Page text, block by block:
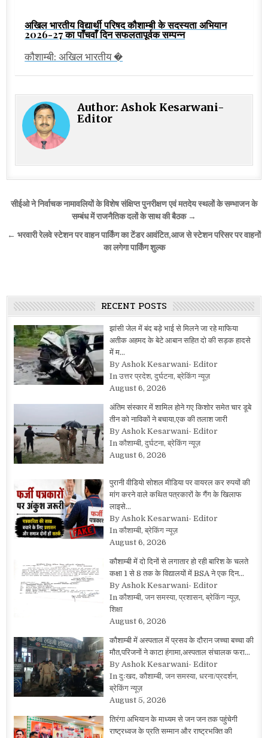
अखिल भारतीय विद्यार्थी परिषद कौशाम्बी के सदस्यता अभियान
2026-27 का पाँचवाँ दिन सफलतापूर्वक सम्पन्न
कौशाम्बी: अखिल भारतीय �
Author:Ashok Kesarwani-
Editor
Post
navigation
सीईओ ने निर्वाचक नामावलियों के विशेष संक्षिप्त पुनरीक्षण एवं मतदेय स्थलों के सम्भाजन के
सम्बंध में राजनैतिक दलों के साथ की बैठक →
← भरवारी रेलवे स्टेशन पर वाहन पार्किंग का टेंडर आवंटित,आज से स्टेशन परिसर पर वाहनों
का लगेगा पार्किंग शुल्क
RECENT POSTS
झांसी जेल में बंद बड़े भाई से मिलने जा रहे माफिया
अतीक अहमद के बेटे आबान सहित दो की सड़क हादसे
में म…
By Ashok Kesarwani- Editor
In उत्तर प्रदेश, दुर्घटना, ब्रेकिंग न्यूज़
August 6, 2026
अंतिम संस्कार में शामिल होने गए किशोर समेत चार डूबे
तीन को नाविकों ने बचाया,एक की तलाश जारी
By Ashok Kesarwani- Editor
In कौशाम्बी, दुर्घटना, ब्रेकिंग न्यूज़
August 6, 2026
पुरानी वीडियो सोशल मीडिया पर वायरल कर रुपयों की
मांग करने वाले कथित पत्रकारों के गैंग के खिलाफ
लाइसे…
By Ashok Kesarwani- Editor
In कौशाम्बी, ब्रेकिंग न्यूज़
August 6, 2026
कौशाम्बी में दो दिनों से लगातार हो रही बारिश के चलते
कक्षा 1 से 8 तक के विद्यालयों में BSA ने एक दिन…
By Ashok Kesarwani- Editor
In कौशाम्बी, जन समस्या, प्रशासन, ब्रेकिंग न्यूज़,
शिक्षा
August 6, 2026
कौशाम्बी में अस्पताल में प्रसव के दौरान जच्चा बच्चा की
मौत,परिजनों ने काटा हंगामा,अस्पताल संचालक फरा…
By Ashok Kesarwani- Editor
In दुःखद, कौशाम्बी, जन समस्या, धरना/प्रदर्शन,
ब्रेकिंग न्यूज़
August 5, 2026
तिरंगा अभियान के माध्यम से जन जन तक पहुंचेगी
राष्ट्रध्वज के प्रति सम्मान और राष्ट्रभक्ति की